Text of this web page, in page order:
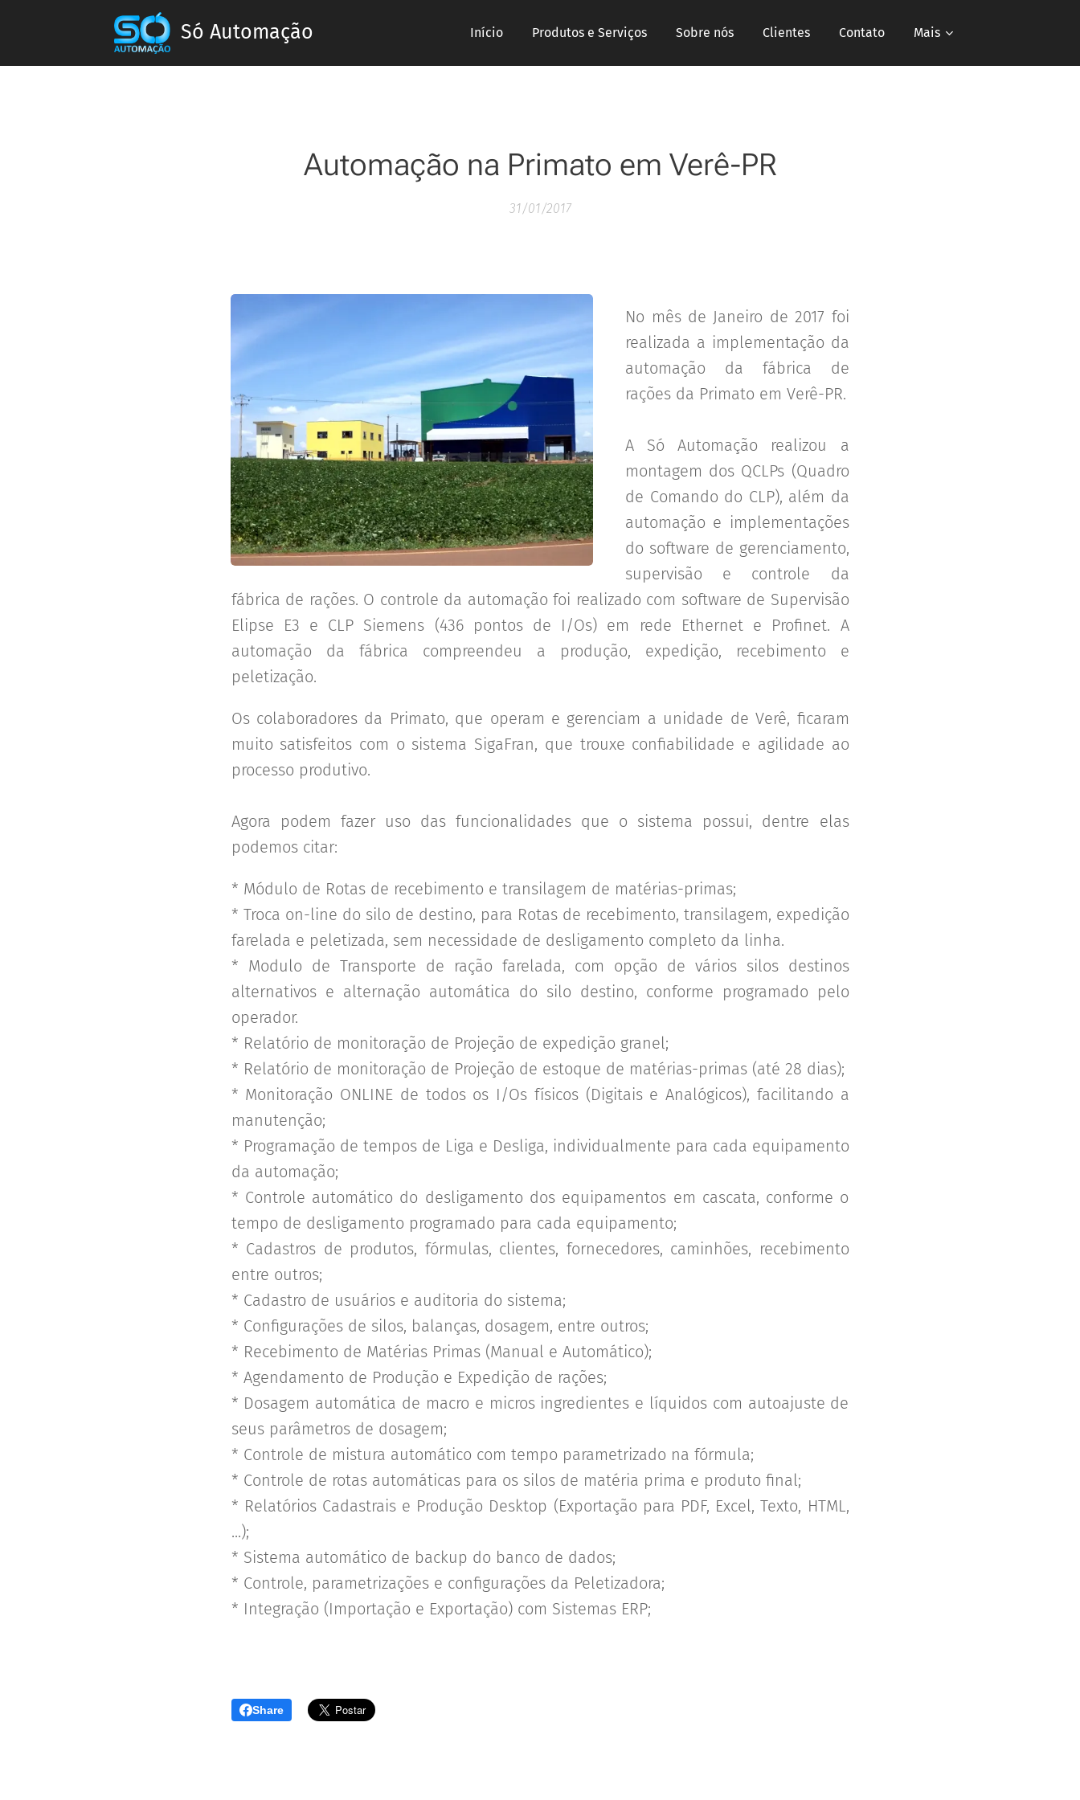
Só Automação Início Produtos e Serviços Sobre nós Clientes Contato Mais
Automação na Primato em Verê-PR
31/01/2017
No mês de Janeiro de 2017 foi
realizada a implementação da
automação da fábrica de
rações da Primato em Verê-PR.
A Só Automação realizou a
montagem dos QCLPs (Quadro
de Comando do CLP), além da
automação e implementações
do software de gerenciamento,
supervisão e controle da
fábrica de rações. O controle da automação foi realizado com software de Supervisão
Elipse E3 e CLP Siemens (436 pontos de I/Os) em rede Ethernet e Profinet. A
automação da fábrica compreendeu a produção, expedição, recebimento e
peletização.
Os colaboradores da Primato, que operam e gerenciam a unidade de Verê, ficaram
muito satisfeitos com o sistema SigaFran, que trouxe confiabilidade e agilidade ao
processo produtivo.
Agora podem fazer uso das funcionalidades que o sistema possui, dentre elas
podemos citar:
* Módulo de Rotas de recebimento e transilagem de matérias-primas;
* Troca on-line do silo de destino, para Rotas de recebimento, transilagem, expedição
farelada e peletizada, sem necessidade de desligamento completo da linha.
* Modulo de Transporte de ração farelada, com opção de vários silos destinos
alternativos e alternação automática do silo destino, conforme programado pelo
operador.
* Relatório de monitoração de Projeção de expedição granel;
* Relatório de monitoração de Projeção de estoque de matérias-primas (até 28 dias);
* Monitoração ONLINE de todos os I/Os físicos (Digitais e Analógicos), facilitando a
manutenção;
* Programação de tempos de Liga e Desliga, individualmente para cada equipamento
da automação;
* Controle automático do desligamento dos equipamentos em cascata, conforme o
tempo de desligamento programado para cada equipamento;
* Cadastros de produtos, fórmulas, clientes, fornecedores, caminhões, recebimento
entre outros;
* Cadastro de usuários e auditoria do sistema;
* Configurações de silos, balanças, dosagem, entre outros;
* Recebimento de Matérias Primas (Manual e Automático);
* Agendamento de Produção e Expedição de rações;
* Dosagem automática de macro e micros ingredientes e líquidos com autoajuste de
seus parâmetros de dosagem;
* Controle de mistura automático com tempo parametrizado na fórmula;
* Controle de rotas automáticas para os silos de matéria prima e produto final;
* Relatórios Cadastrais e Produção Desktop (Exportação para PDF, Excel, Texto, HTML,
...);
* Sistema automático de backup do banco de dados;
* Controle, parametrizações e configurações da Peletizadora;
* Integração (Importação e Exportação) com Sistemas ERP;
Share